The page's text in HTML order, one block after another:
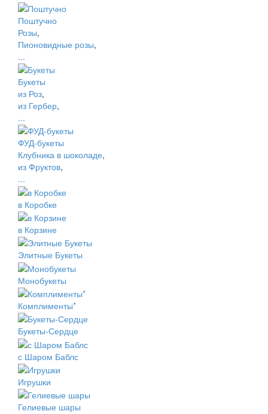
Поштучно
Розы,
Пионовидные розы,
...
Букеты
из Роз,
из Гербер,
...
ФУД-букеты
Клубника в шоколаде,
из Фруктов,
...
в Коробке
в Корзине
Элитные Букеты
Монобукеты
Комплименты*
Букеты-Сердце
с Шаром Баблс
Игрушки
Гелиевые шары